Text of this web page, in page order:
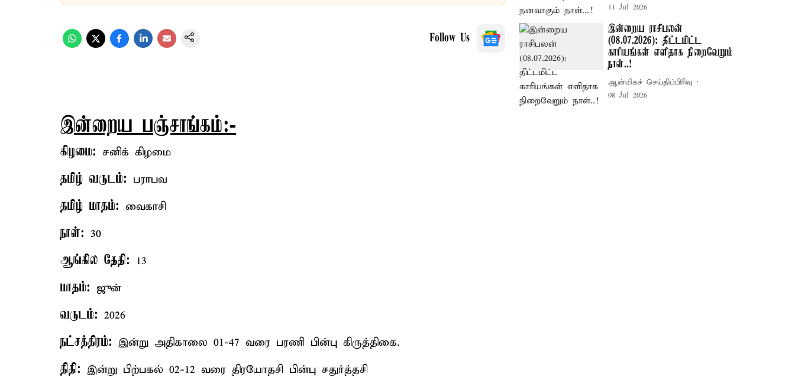
Follow Us
இன்றைய பஞ்சாங்கம்:-
கிழமை: சனிக் கிழமை
தமிழ் வருடம்: பராபவ
தமிழ் மாதம்: வைகாசி
நாள்: 30
ஆங்கில தேதி: 13
மாதம்: ஜுன்
வருடம்: 2026
நட்சத்திரம்: இன்று அதிகாலை 01-47 வரை பரணி பின்பு கிருத்திகை.
திதி: இன்று பிற்பகல் 02-12 வரை திரயோதசி பின்பு சதுர்த்தசி
11 Jul 2026
இன்றைய ராசிபலன்
(08.07.2026): திட்டமிட்ட
காரியங்கள் எளிதாக நிறைவேறும்
நாள்..!
ஆன்மிகச் செய்திப்பிரிவு
08 Jul 2026